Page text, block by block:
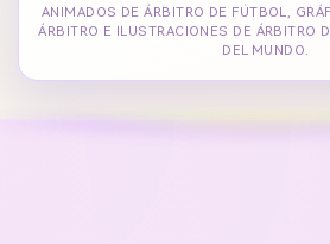
ANIMADOS DE ÁRBITRO DE FÚTBOL,
ÁRBITRO E ILUSTRACIONES DE ÁRBITRO
DEL MUNDO.